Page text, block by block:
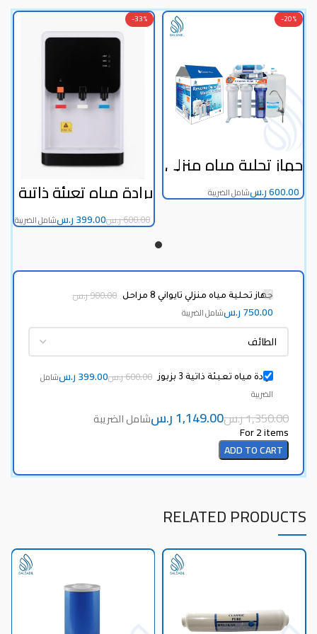
-20%
جهاز تحلية مياه منزلي
تايواني 8 مراحل
ر.س
-33%
برادة مياه تعبئة ذاتية
3 بزبوز600.00ر.س399.00ر.س
جهاز تحلية مياه منزلي تايواني 8 مراحل ر.س
ر.س
برادة مياه تعبئة ذاتية 3 بزبوز ر.س ر.س
ر.س ر.س
For 2 items
ADD TO CART
RELATED PRODUCTS